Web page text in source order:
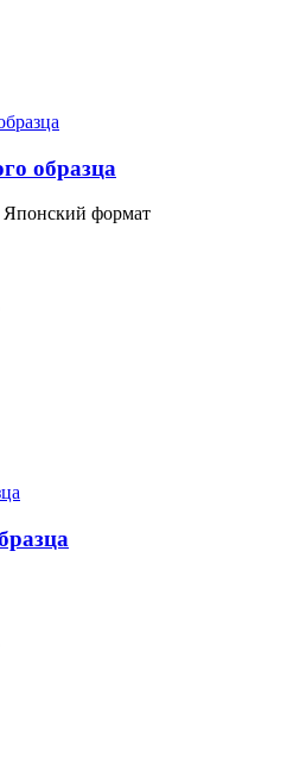
образца
формат